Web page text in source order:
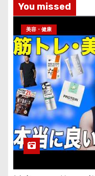
You missed
美容・健康